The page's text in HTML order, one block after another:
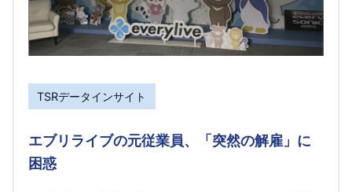
TSRデータインサイト
エブリライブの元従業員、「突然の解雇」に
困惑